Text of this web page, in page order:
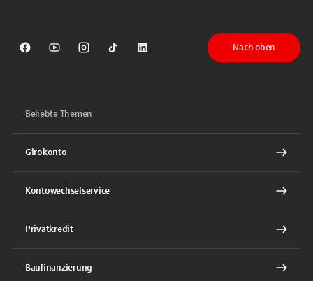
Sparkasse auf Facebook
Sparkasse auf Youtube
Sparkasse auf Instagram
Sparkasse auf TikTok
Sparkasse auf LinkedIn
Nach oben
Beliebte Themen
Girokonto
Kontowechselservice
Privatkredit
Baufinanzierung